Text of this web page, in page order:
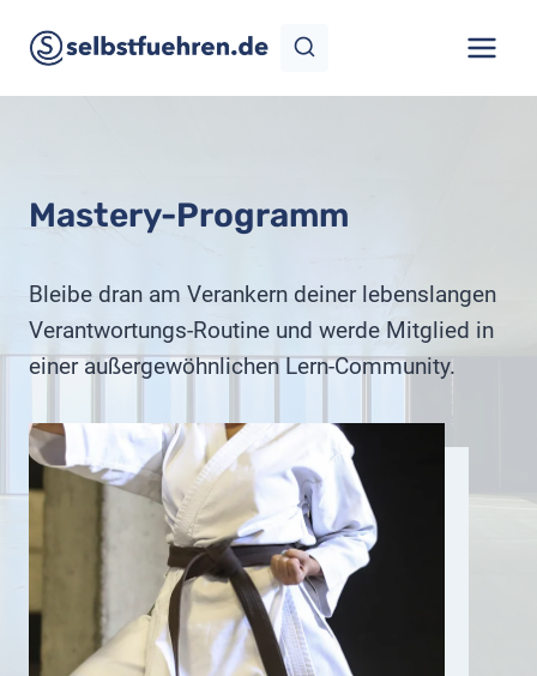
Inhalt
Mastery-Programm
Bleibe dran am Verankern deiner lebenslangen
Verantwortungs-Routine und werde Mitglied in
einer außergewöhnlichen Lern-Community.